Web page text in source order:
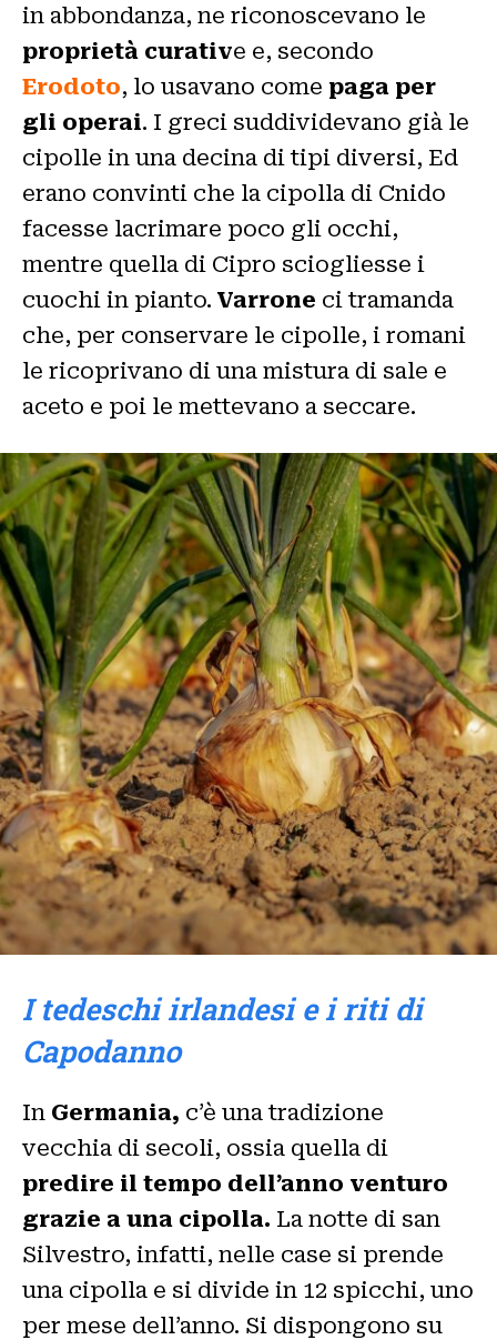
in abbondanza, ne riconoscevano le
proprietà curative e, secondo
Erodoto, lo usavano come paga per
gli operai. I greci suddividevano già le
cipolle in una decina di tipi diversi, Ed
erano convinti che la cipolla di Cnido
facesse lacrimare poco gli occhi,
mentre quella di Cipro sciogliesse i
cuochi in pianto. Varrone ci tramanda
che, per conservare le cipolle, i romani
le ricoprivano di una mistura di sale e
aceto e poi le mettevano a seccare.
I tedeschi irlandesi e i riti di
Capodanno
In Germania, c’è una tradizione
vecchia di secoli, ossia quella di
predire il tempo dell’anno venturo
grazie a una cipolla. La notte di san
Silvestro, infatti, nelle case si prende
una cipolla e si divide in 12 spicchi, uno
per mese dell’anno. Si dispongono su